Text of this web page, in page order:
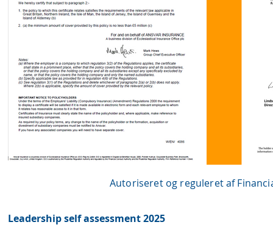
Autoriseret og reguleret af
Leadership self assessment 2025